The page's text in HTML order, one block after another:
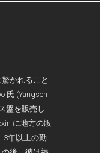
かれること
氏 (Yangsen
盤を販売し
に地方の販
3年以上の勤